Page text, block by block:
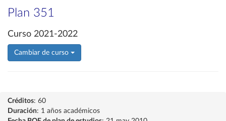
Plan 351
Curso 2021-2022
Cambiar de curso
Créditos: 60
Duración: 1 años académicos